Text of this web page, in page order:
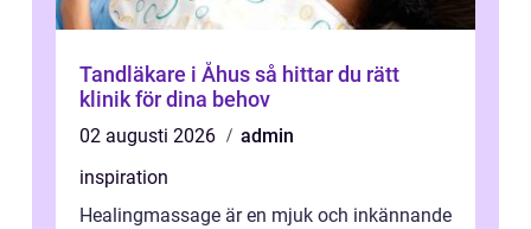
Tandläkare i Åhus så hittar du rätt
klinik för dina behov
02 augusti 2026
admin
inspiration
Healingmassage är en mjuk och inkännande